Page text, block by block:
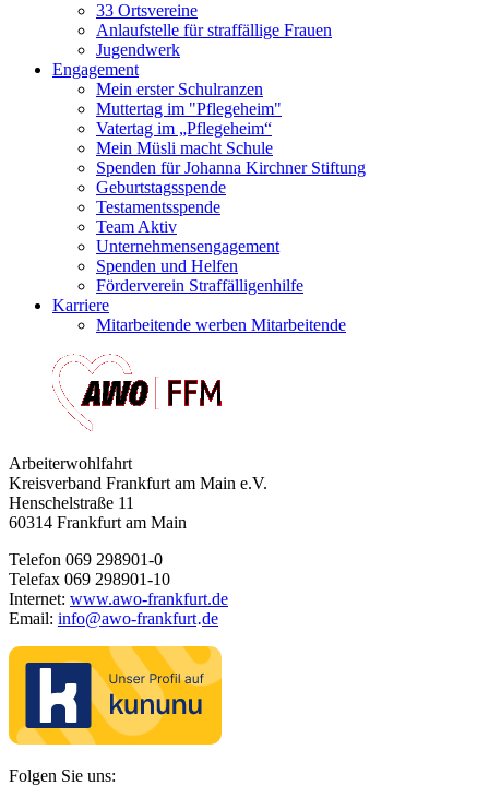
33 Ortsvereine
Anlaufstelle für straffällige Frauen
Jugendwerk
Engagement
Mein erster Schulranzen
Muttertag im "Pflegeheim"
Vatertag im „Pflegeheim“
Mein Müsli macht Schule
Spenden für Johanna Kirchner Stiftung
Geburtstagsspende
Testamentsspende
Team Aktiv
Unternehmensengagement
Spenden und Helfen
Förderverein Straffälligenhilfe
Karriere
Mitarbeitende werben Mitarbeitende
Arbeiterwohlfahrt
Kreisverband Frankfurt am Main e.V.
Henschelstraße 11
60314 Frankfurt am Main
Telefon 069 298901-0
Telefax 069 298901-10
Internet: www.awo-frankfurt.de
Email: info@awo-frankfurt·de
Folgen Sie uns: